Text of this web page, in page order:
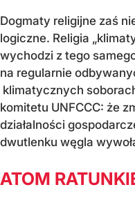
Dogmaty religijne zaś
logiczne. Religia
wychodzi z tego
na regularnie
klimatycznych
komitetu UNFCCC: że
działalności
dwutlenku węgla
ATOM